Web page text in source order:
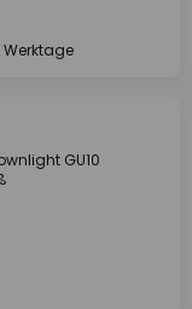
Werktage
GU10